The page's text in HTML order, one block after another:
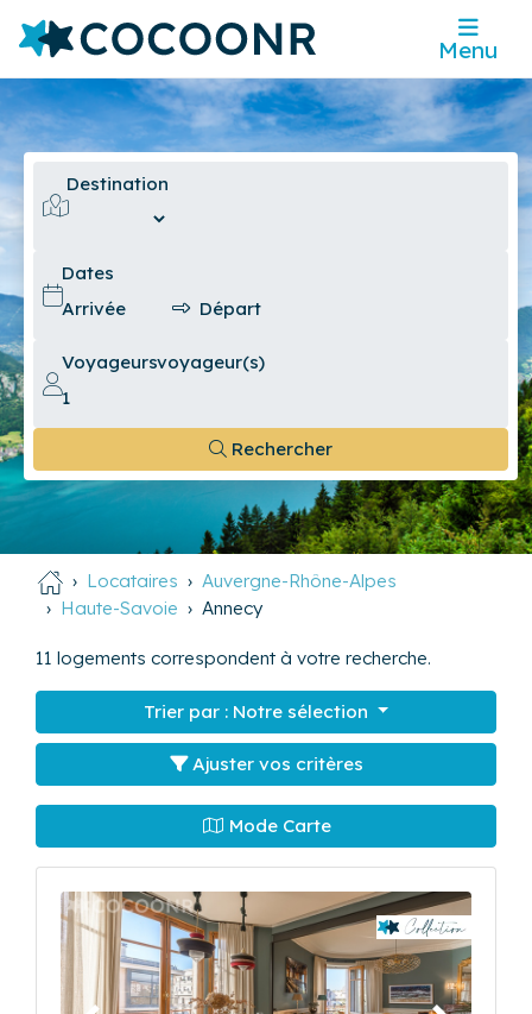
Menu
Destination
Dates
Voyageursvoyageur(s)
Rechercher
Locataires
Auvergne-Rhône-Alpes
Haute-Savoie
Annecy
11 logements correspondent à votre recherche.
Trier par : Notre sélection
Ajuster vos critères
Mode Carte